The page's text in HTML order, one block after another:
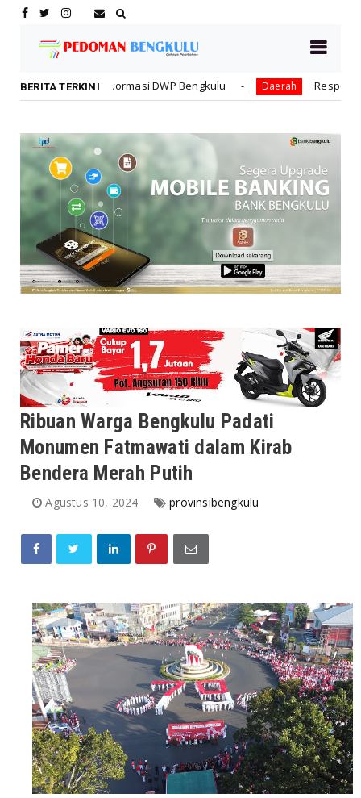
BERITA TERKINI
DWP Bengkulu Daerah Respon Kendala Banjir, PUPR
Ribuan Warga Bengkulu Padati
Monumen Fatmawati dalam Kirab
Bendera Merah Putih
Agustus 10, 2024 provinsibengkulu